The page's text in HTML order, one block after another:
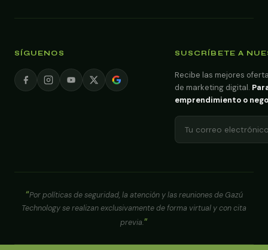
SÍGUENOS SUSCRÍBETE A
Recibe las mejores
de marketing digital.
emprendimiento o
Por políticas de seguridad, la atención y las reuniones de Gazú
Technology se realizan exclusivamente de forma virtual y con cita
previa.